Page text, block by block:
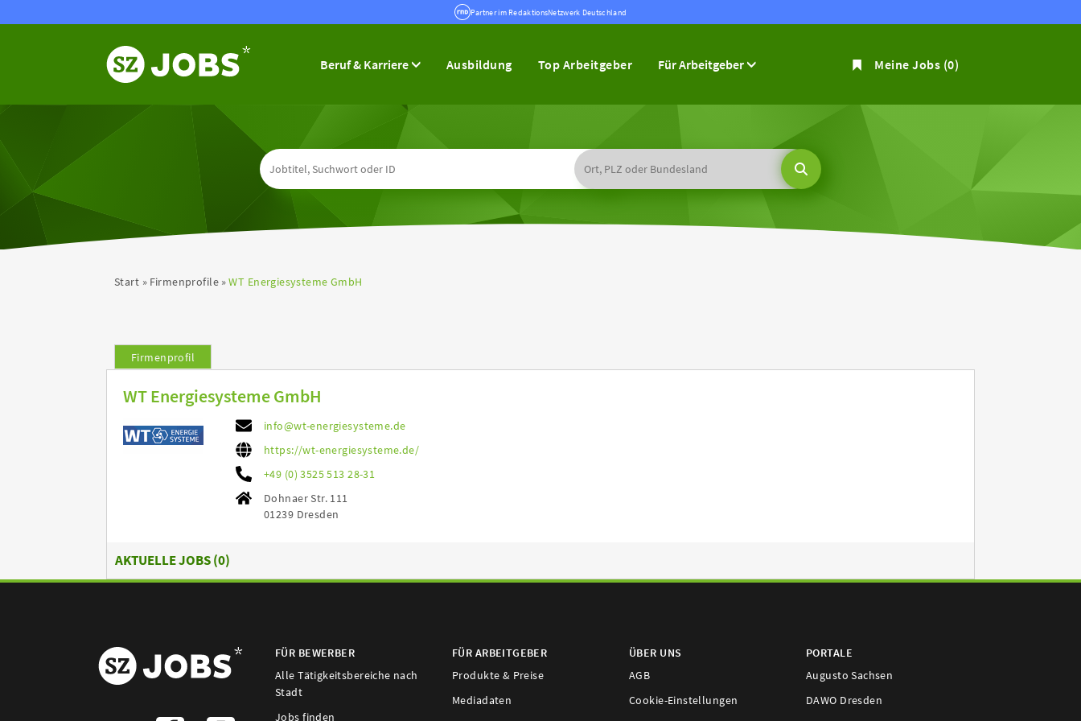
Partner im RedaktionsNetzwerk Deutschland
Beruf & Karriere Ausbildung Top Arbeitgeber Für Arbeitgeber Meine Jobs (0)
Start Firmenprofile WT Energiesysteme GmbH
Firmenprofil
WT Energiesysteme GmbH
info@wt-energiesysteme.de
https://wt-energiesysteme.de/
+49 (0) 3525 513 28-31
Dohnaer Str. 111
01239 Dresden
AKTUELLE JOBS (0)
FÜR BEWERBER
Alle Tätigkeitsbereiche nach
Stadt
Jobs finden
FÜR ARBEITGEBER
Produkte & Preise
Mediadaten
ÜBER UNS
AGB
Cookie-Einstellungen
PORTALE
Augusto Sachsen
DAWO Dresden